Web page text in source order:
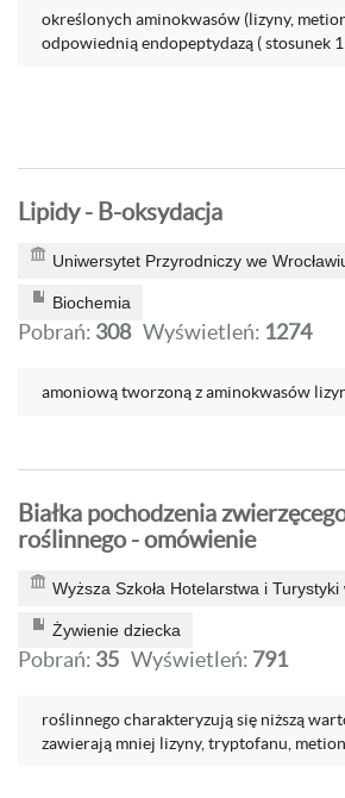
określonych aminokwasów (lizyny,
odpowiednią endopeptydazą ( stosunek
Lipidy - B-oksydacja
Uniwersytet Przyrodniczy we
Biochemia
Pobrań: 308 Wyświetleń: 1274
amoniową tworzoną z aminokwasów
Białka pochodzenia
roślinnego - omówienie
Wyższa Szkoła Hotelarstwa i
Żywienie dziecka
Pobrań: 35 Wyświetleń: 791
roślinnego charakteryzują się niższą
zawierają mniej lizyny, tryptofanu,